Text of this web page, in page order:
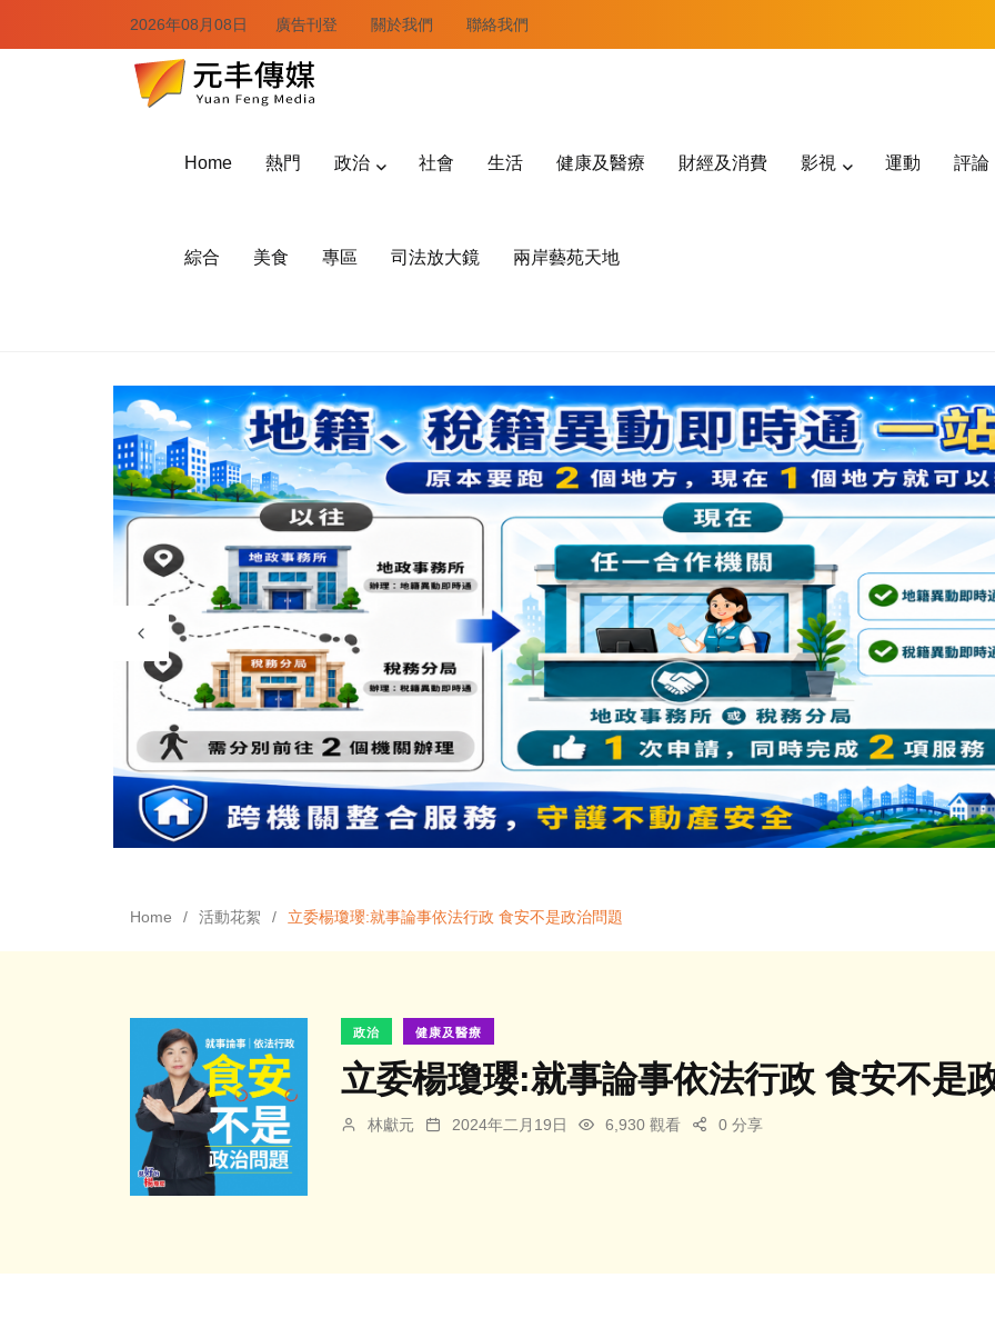
2026年08月08日 廣告刊登 關於我們 聯絡我們
Home 熱門 政治 社會 生活 健康及醫療 財經及消費 影視 運動 評論
綜合 美食 專區 司法放大鏡 兩岸藝苑天地
Home 活動花絮 立委楊瓊瓔:就事論事依法行政 食安不是政治問題
政治 健康及醫療
立委楊瓊瓔:就事論事依法行政 食安不是
林獻元 2024年二月19日 6,930 觀看 0 分享